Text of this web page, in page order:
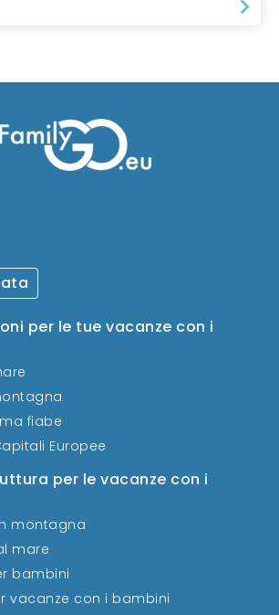
per le tue vacanze con i
fiabe
Europee
per le vacanze con i
montagna
mare
bambini
vacanze con i bambini